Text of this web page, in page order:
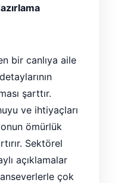
bir canlıya aile
şarttır.
ve ihtiyaçları
ömürlük
Sektörel
açıklamalar
çok